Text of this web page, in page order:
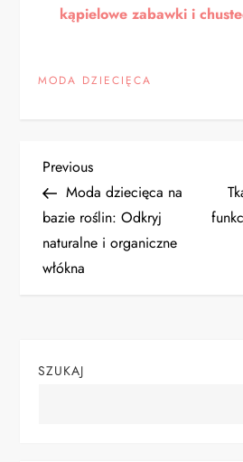
kąpielowe zabawki i
MODA DZIECIĘCA
N
a
w
a
Previous
Post
Previous
Moda dziecięca na
bazie roślin: Odkryj
naturalne i organiczne
włókna
SZUKAJ